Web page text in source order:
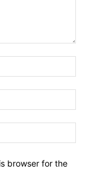
browser for the